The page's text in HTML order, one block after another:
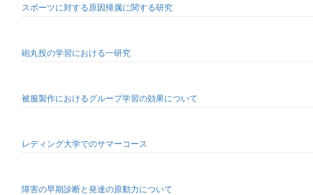
スポーツに対する原因帰属に関する研究
砲丸投の学習における一研究
被服製作におけるグループ学習の効果について
レディング大学でのサマーコース
障害の早期診断と発達の原動力について